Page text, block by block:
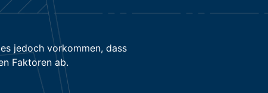
jedoch vorkommen, dass
Faktoren ab.